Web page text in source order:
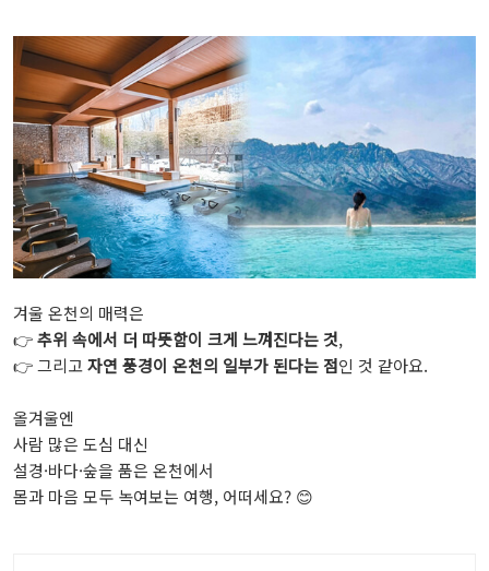
겨울 온천의 매력은
👉추위 속에서 더 따뜻함이 크게 느껴진다는 것,
👉 그리고자연 풍경이 온천의 일부가 된다는 점인 것 같아요.
올겨울엔
사람 많은 도심 대신
설경·바다·숲을 품은 온천에서
몸과 마음 모두 녹여보는 여행, 어떠세요? 😊